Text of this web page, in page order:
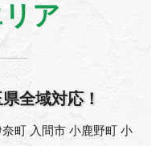
ア
全域対応！
町 入間市 小鹿野町 小